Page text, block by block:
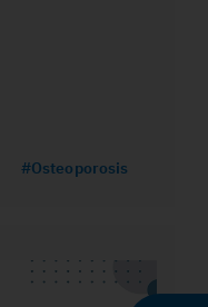
#Osteoporosis